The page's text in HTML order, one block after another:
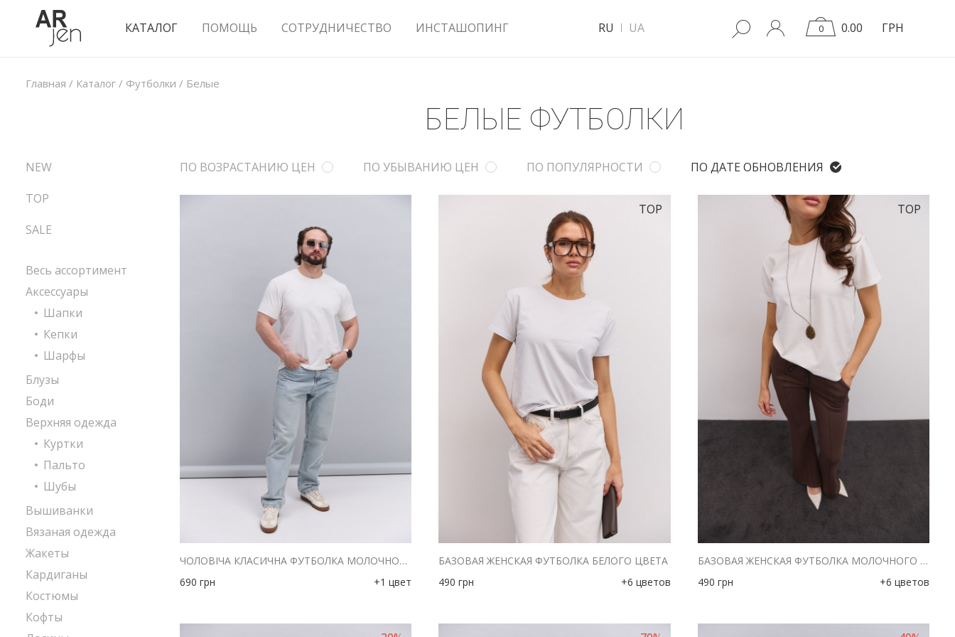
КАТАЛОГ ПОМОЩЬ СОТРУДНИЧЕСТВО ИНСТАШОПИНГ RU UA 0 0.00 ГРН
Главная / Каталог / Футболки / Белые
БЕЛЫЕ ФУТБОЛКИ
ПО ВОЗРАСТАНИЮ ЦЕН ПО УБЫВАНИЮ ЦЕН ПО ПОПУЛЯРНОСТИ ПО ДАТЕ ОБНОВЛЕНИЯ
ЧОЛОВІЧА КЛАСИЧНА ФУТБОЛКА МОЛОЧНОГО КОЛЬОРУ
690 грн +1 цвет
TOP
БАЗОВАЯ ЖЕНСКАЯ ФУТБОЛКА БЕЛОГО ЦВЕТА
490 грн +6 цветов
TOP
БАЗОВАЯ ЖЕНСКАЯ ФУТБОЛКА МОЛОЧНОГО ЦВЕТА
490 грн +6 цветов
NEW
TOP
SALE
Весь ассортимент
Аксессуары
Шапки
Кепки
Шарфы
Блузы
Боди
Верхняя одежда
Куртки
Пальто
Шубы
Вышиванки
Вязаная одежда
Жакеты
Кардиганы
Костюмы
Кофты